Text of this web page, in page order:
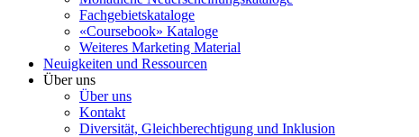
Fachgebietskataloge
«Coursebook» Kataloge
Weiteres Marketing Material
Neuigkeiten und Ressourcen
Über uns
Über uns
Kontakt
Diversität, Gleichberechtigung und Inklusion